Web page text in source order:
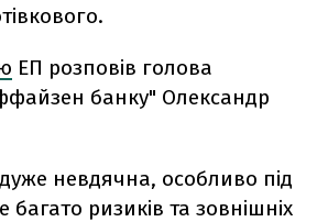
ЕП розповів голова
банку" Олександр
невдячна, особливо під
багато ризиків та зовнішніх